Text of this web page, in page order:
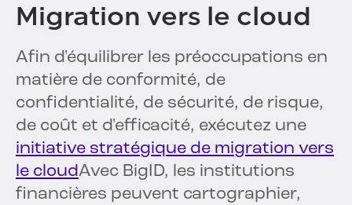
Migration vers le cloud
Afin d'équilibrer les préoccupations en
matière de conformité, de
confidentialité, de sécurité, de risque,
de coût et d'efficacité, exécutez une
initiative stratégique de migration vers
le cloudAvec BigID, les institutions
financières peuvent cartographier,